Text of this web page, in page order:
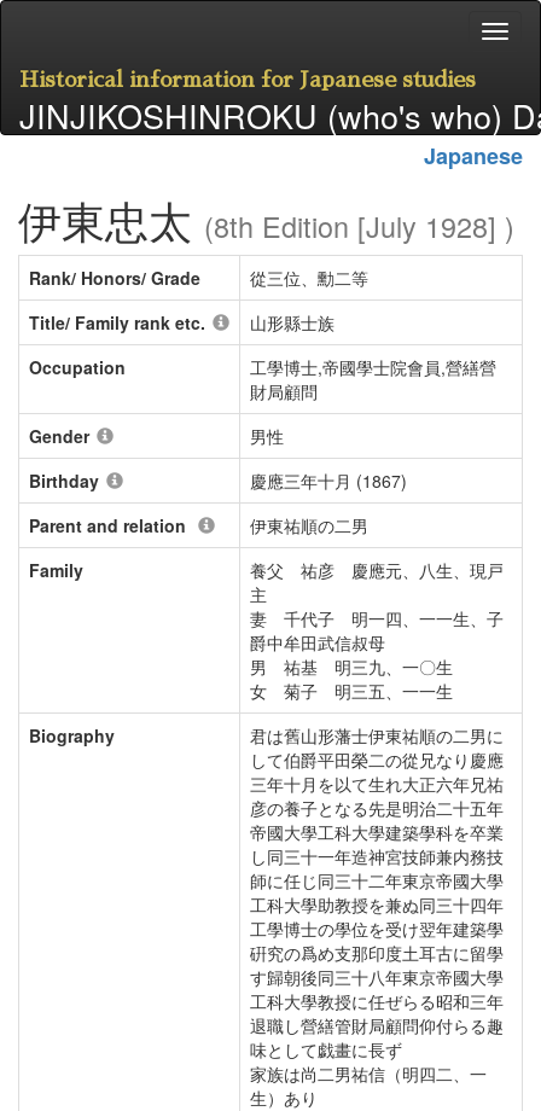
Historical information for Japanese studies
JINJIKOSHINROKU (who's who)
Japanese
伊東忠太 (8th Edition [July 1928] )
Rank/ Honors/ Grade
從三位、勳二等
Title/ Family rank etc.
山形縣士族
Occupation
工學博士,帝國學士院會員,營繕營
財局顧問
Gender
男性
Birthday
慶應三年十月 (1867)
Parent and relation
伊東祐順の二男
Family
養父 祐彦 慶應元、八生、現戸
主
妻 千代子 明一四、一一生、子
爵中牟田武信叔母
男 祐基 明三九、一〇生
女 菊子 明三五、一一生
Biography
君は舊山形藩士伊東祐順の二男に
して伯爵平田榮二の從兄なり慶應
三年十月を以て生れ大正六年兄祐
彦の養子となる先是明治二十五年
帝國大學工科大學建築學科を卒業
し同三十一年造神宮技師兼内務技
師に任じ同三十二年東京帝國大學
工科大學助教授を兼ぬ同三十四年
工學博士の學位を受け翌年建築學
硏究の爲め支那印度土耳古に留學
す歸朝後同三十八年東京帝國大學
工科大學教授に任ぜらる昭和三年
退職し營繕管財局顧問仰付らる趣
味として戯畫に長ず
家族は尚二男祐信（明四二、一
生）あり